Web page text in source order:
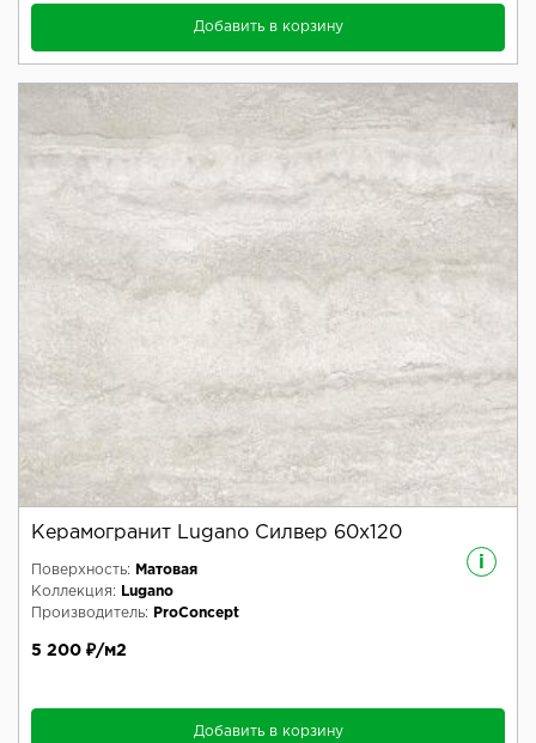
Добавить в корзину
Керамогранит Lugano Силвер 60x120
i
Поверхность:
Матовая
Коллекция:
Lugano
Производитель:
ProConcept
5 200 ₽/м2
Добавить в корзину